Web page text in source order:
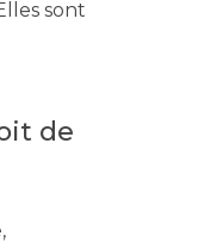
sont
de